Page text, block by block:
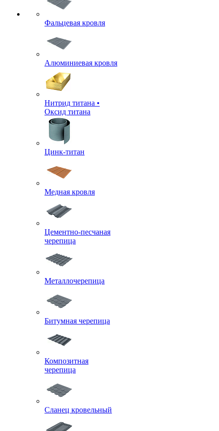
Фальцевая кровля
Алюминиевая кровля
Нитрид титана •
Оксид титана
Цинк-титан
Медная кровля
Цементно-песчаная
черепица
Металлочерепица
Битумная черепица
Композитная
черепица
Сланец кровельный